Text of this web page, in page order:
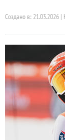
Создано в: 21.03.2026 |